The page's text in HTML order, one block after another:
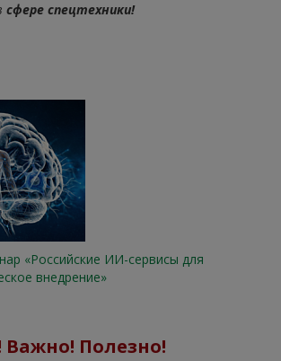
сфере спецтехники!
«Российские ИИ-сервисы для
внедрение»
Важно! Полезно!